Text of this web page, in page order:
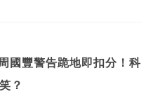
國豐警告跪地即扣分！科
？